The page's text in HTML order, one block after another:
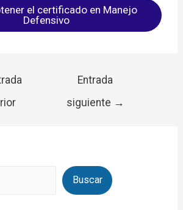
el certificado en Manejo
Defensivo
Entrada
siguiente →
Buscar